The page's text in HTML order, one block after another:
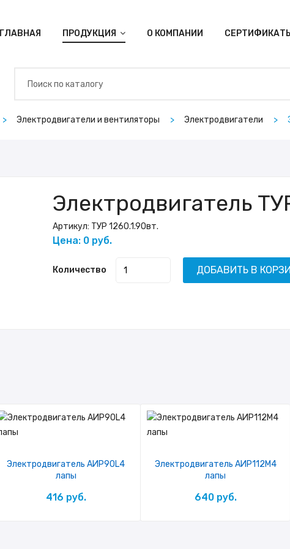
ГЛАВНАЯ ПРОДУКЦИЯ О КОМПАНИИ СЕРТИФИКАТЫ
Электродвигатели и вентиляторы Электродвигатели
Электродвигатель
Артикул: ТУР 1260.1.90вт.
Цена: 0 руб.
Количество ДОБАВИТЬ В
Электродвигатель АИР90L4
лапы
416 руб.
Электродвигатель АИР112М4
лапы
640 руб.